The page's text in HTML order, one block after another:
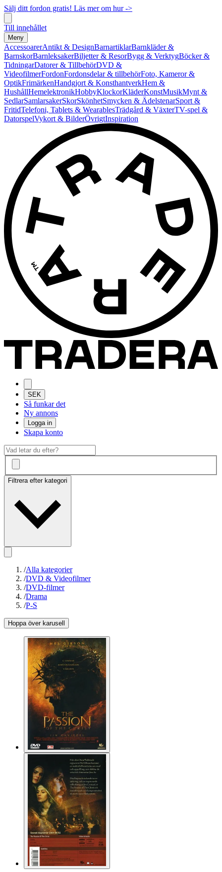
Sälj ditt fordon gratis! Läs mer om hur ->
Till innehållet
Meny
AccessoarerAntikt & DesignBarnartiklarBarnkläder &
BarnskorBarnleksakerBiljetter & ResorBygg & VerktygBöcker &
TidningarDatorer & TillbehörDVD &
VideofilmerFordonFordonsdelar & tillbehörFoto, Kameror &
OptikFrimärkenHandgjort & KonsthantverkHem &
HushållHemelektronikHobbyKlockorKläderKonstMusikMynt &
SedlarSamlarsakerSkorSkönhetSmycken & ÄdelstenarSport &
FritidTelefoni, Tablets & WearablesTrädgård & VäxterTV-spel &
DatorspelVykort & BilderÖvrigtInspiration
SEK
Så funkar det
Ny annons
Logga in
Skapa konto
Filtrera efter kategori
/Alla kategorier
/DVD & Videofilmer
/DVD-filmer
/Drama
/P-S
Hoppa över karusell